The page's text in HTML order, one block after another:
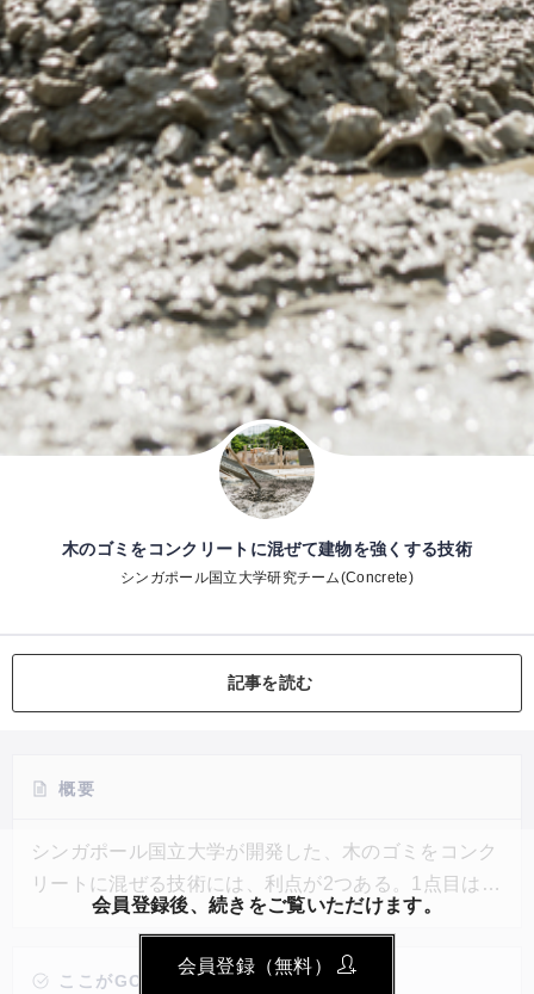
木のゴミをコンクリートに混ぜて建物を強くする技術
シンガポール国立大学研究チーム(Concrete)
記事を読む
概要
シンガポール国立大学が開発した、木のゴミをコンク
リートに混ぜる技術には、利点が2つある。1点目は、
大量に廃棄されてきた木のゴミをバイオ炭として再利
戸を作ると、6トンもの木のゴミをリサイクルでき
ここがGOOD!
会員登録後、続きをご覧いただけます。
会員登録（無料）